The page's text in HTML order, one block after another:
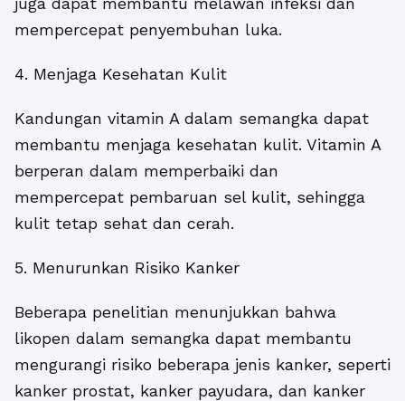
mempercepat penyembuhan luka.
4. Menjaga Kesehatan Kulit
Kandungan vitamin A dalam semangka dapat
membantu menjaga kesehatan kulit. Vitamin A
berperan dalam memperbaiki dan
mempercepat pembaruan sel kulit, sehingga
kulit tetap sehat dan cerah.
5. Menurunkan Risiko Kanker
Beberapa penelitian menunjukkan bahwa
likopen dalam semangka dapat membantu
mengurangi risiko beberapa jenis kanker, seperti
kanker prostat, kanker payudara, dan kanker